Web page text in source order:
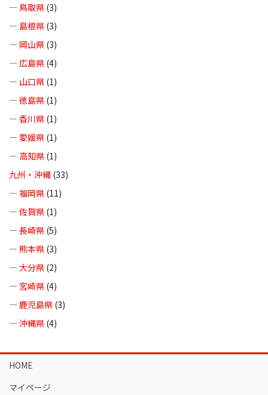
— 鳥取県 (3)
— 島根県 (3)
— 岡山県 (3)
— 広島県 (4)
— 山口県 (1)
— 徳島県 (1)
— 香川県 (1)
— 愛媛県 (1)
— 高知県 (1)
九州・沖縄 (33)
— 福岡県 (11)
— 佐賀県 (1)
— 長崎県 (5)
— 熊本県 (3)
— 大分県 (2)
— 宮崎県 (4)
— 鹿児島県 (3)
— 沖縄県 (4)
HOME
マイページ